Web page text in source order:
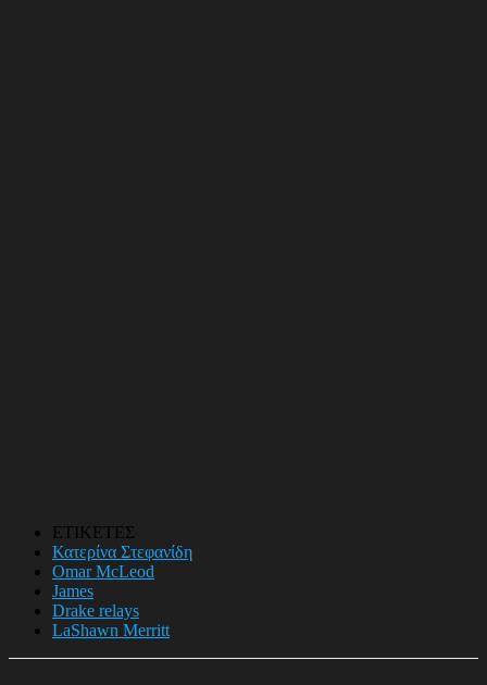
ΕΤΙΚΕΤΕΣ
Κατερίνα Στεφανίδη
Omar McLeod
James
Drake relays
LaShawn Merritt